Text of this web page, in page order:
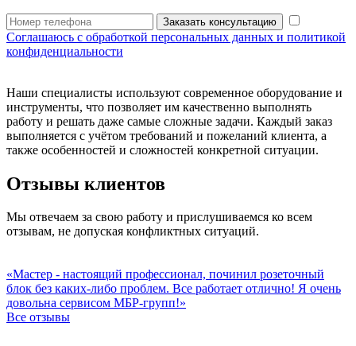
Заказать консультацию
Соглашаюсь с обработкой персональных данных и политикой
конфиденциальности
Наши специалисты используют современное оборудование и
инструменты, что позволяет им качественно выполнять
работу и решать даже самые сложные задачи. Каждый заказ
выполняется с учётом требований и пожеланий клиента, а
также особенностей и сложностей конкретной ситуации.
Отзывы клиентов
Мы отвечаем за свою работу и прислушиваемся ко всем
отзывам, не допуская конфликтных ситуаций.
«Мастер - настоящий профессионал, починил розеточный
блок без каких-либо проблем. Все работает отлично! Я очень
довольна сервисом МБР-групп!»
Все отзывы